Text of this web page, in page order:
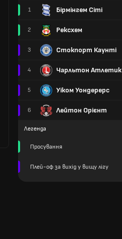
1 Бірмінгем Сіті
2 Рексхем
3 Стокпорт Каунті
4 Чарльтон Атлетик
5 Уіком Уондерерс
6 Лейтон Орієнт
Легенда
Просування
Плей-оф за вихід у вищу лігу